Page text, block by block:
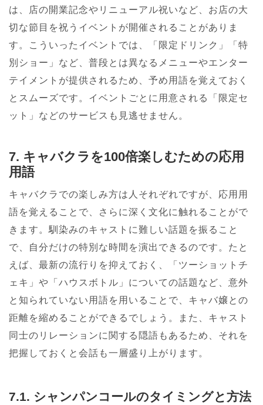
は、店の開業記念やリニューアル祝いなど、お店の大
切な節目を祝うイベントが開催されることがありま
す。こういったイベントでは、「限定ドリンク」「特
別ショー」など、普段とは異なるメニューやエンター
テイメントが提供されるため、予め用語を覚えておく
とスムーズです。イベントごとに用意される「限定セ
ット」などのサービスも見逃せません。
7. キャバクラを100倍楽しむための応用
用語
キャバクラでの楽しみ方は人それぞれですが、応用用
語を覚えることで、さらに深く文化に触れることがで
きます。馴染みのキャストに難しい話題を振ること
で、自分だけの特別な時間を演出できるのです。たと
えば、最新の流行りを抑えておく、「ツーショットチ
ェキ」や「ハウスボトル」についての話題など、意外
と知られていない用語を用いることで、キャバ嬢との
距離を縮めることができるでしょう。また、キャスト
同士のリレーションに関する隠語もあるため、それを
把握しておくと会話も一層盛り上がります。
7.1. シャンパンコールのタイミングと方法